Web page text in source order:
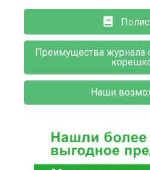
Преимущества журнала
Наши